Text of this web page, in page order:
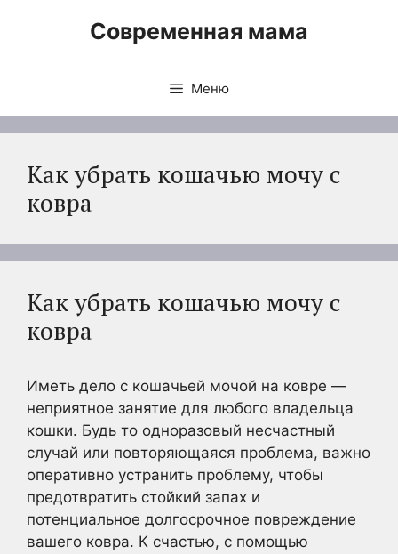
Современная мама
Меню
Как убрать кошачью мочу с
ковра
Как убрать кошачью мочу с
ковра
Иметь дело с кошачьей мочой на ковре —
неприятное занятие для любого владельца
кошки. Будь то одноразовый несчастный
случай или повторяющаяся проблема, важно
оперативно устранить проблему, чтобы
предотвратить стойкий запах и
потенциальное долгосрочное повреждение
вашего ковра. К счастью, с помощью